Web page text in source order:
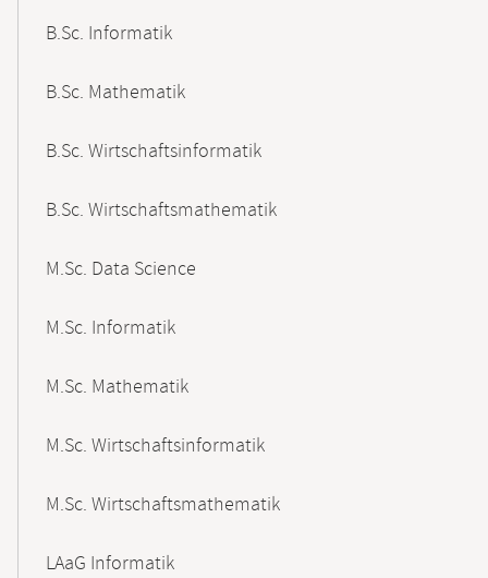
B.Sc. Informatik
B.Sc. Mathematik
B.Sc. Wirtschaftsinformatik
B.Sc. Wirtschaftsmathematik
M.Sc. Data Science
M.Sc. Informatik
M.Sc. Mathematik
M.Sc. Wirtschaftsinformatik
M.Sc. Wirtschaftsmathematik
LAaG Informatik